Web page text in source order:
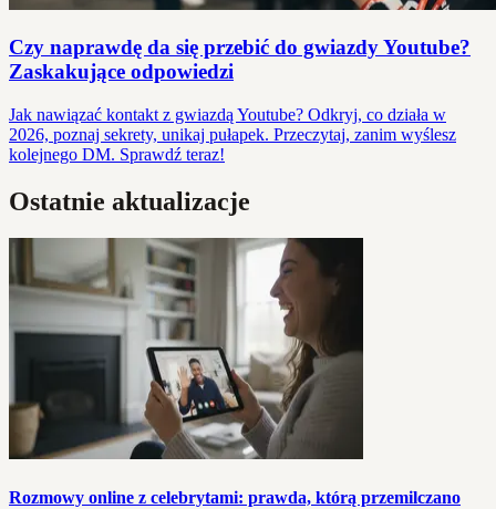
Czy naprawdę da się przebić do gwiazdy Youtube?
Zaskakujące odpowiedzi
Jak nawiązać kontakt z gwiazdą Youtube? Odkryj, co działa w
2026, poznaj sekrety, unikaj pułapek. Przeczytaj, zanim wyślesz
kolejnego DM. Sprawdź teraz!
Ostatnie aktualizacje
Rozmowy online z celebrytami: prawda, którą przemilczano